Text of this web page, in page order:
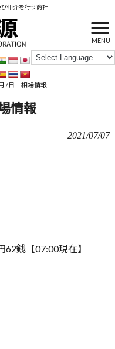
仲介を行う商社
MENU
7日 相場情報
情報
2021/07/07
62銭【07:00現在】